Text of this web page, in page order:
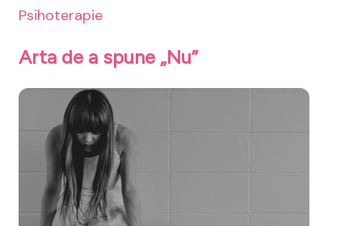
Psihoterapie
Arta de a spune „Nu”